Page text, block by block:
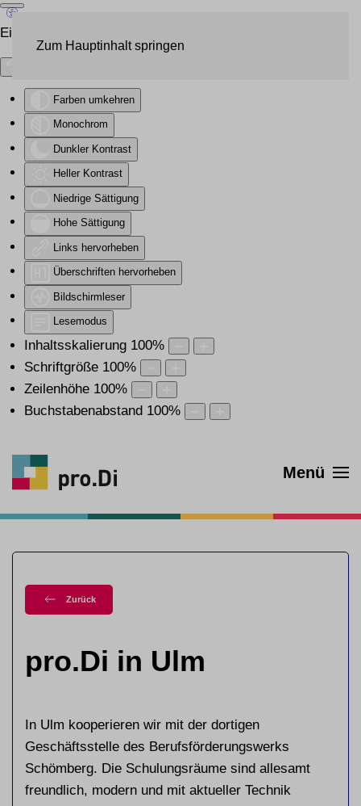
Eingabehilfen öffnen
Farben umkehren
Monochrom
Dunkler Kontrast
Heller Kontrast
Niedrige Sättigung
Hohe Sättigung
Links hervorheben
Überschriften hervorheben
Bildschirmleser
Lesemodus
Inhaltsskalierung 100%
Schriftgröße 100%
Zeilenhöhe 100%
Buchstabenabstand 100%
Zum Hauptinhalt springen
Menü
Zurück
pro.Di in Ulm
In Ulm kooperieren wir mit der dortigen
Geschäftsstelle des Berufsförderungswerks
Schömberg. Die Schulungsräume sind allesamt
freundlich, modern und mit aktueller Technik